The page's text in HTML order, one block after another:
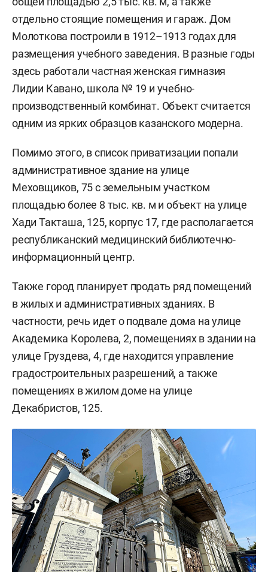
отдельно стоящие помещения и гараж. Дом
Молоткова построили в 1912–1913 годах для
размещения учебного заведения. В разные годы
здесь работали частная женская гимназия
Лидии Кавано, школа № 19 и учебно-
производственный комбинат. Объект считается
одним из ярких образцов казанского модерна.
Помимо этого, в список приватизации попали
административное здание на улице
Меховщиков, 75 с земельным участком
площадью более 8 тыс. кв. м и объект на улице
Хади Такташа, 125, корпус 17, где располагается
республиканский медицинский библиотечно-
информационный центр.
Также город планирует продать ряд помещений
в жилых и административных зданиях. В
частности, речь идет о подвале дома на улице
Академика Королева, 2, помещениях в здании на
улице Груздева, 4, где находится управление
градостроительных разрешений, а также
помещениях в жилом доме на улице
Декабристов, 125.